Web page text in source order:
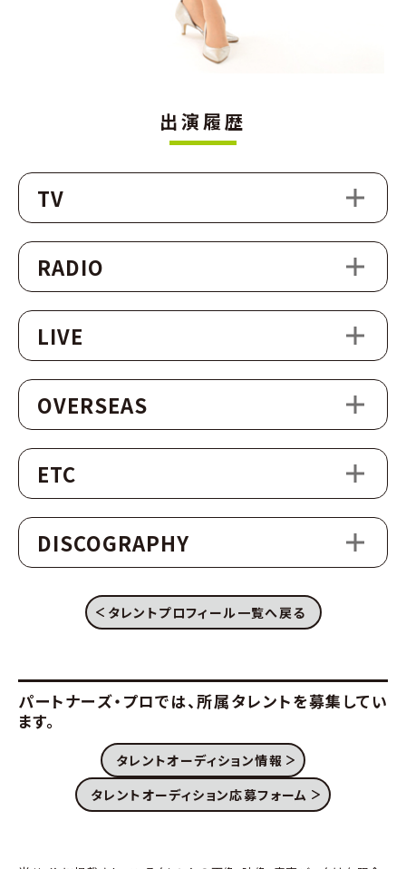
出演履歴
TV
RADIO
LIVE
OVERSEAS
ETC
DISCOGRAPHY
タレントプロフィール一覧へ戻る
パートナーズ・プロでは、 所属タレントを募集してい
ます。
タレントオーディション情報
タレントオーディション応募フォーム